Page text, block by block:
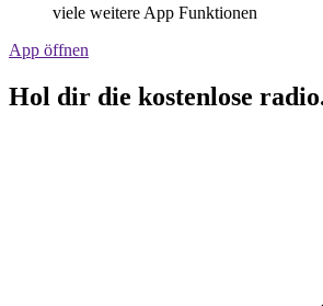
viele weitere App Funktionen
App öffnen
Hol dir die kostenlose